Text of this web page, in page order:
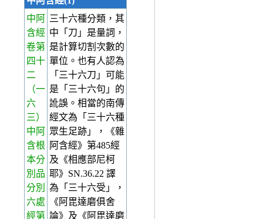
中阿
含經
卷第
四十
二
（一
六
三）
中阿
含根
本分
別品
分別
六處
經第
三十六種分類，其
中「刀」是量詞，
是計算切割次數的
單位。也有人認為
「三十六刀」可能
是「三十六句」的
訛誤。相當的南傳
經文為「三十六種
眾生足跡」，《雜
阿含經》第485經
及《相應部尼柯
耶》SN.36.22 譯
為「三十六受」，
《阿毘達磨俱舍
論》及《阿毘達磨